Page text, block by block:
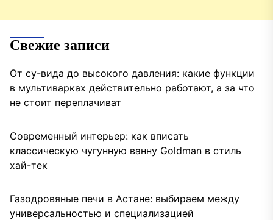
Свежие записи
От су-вида до высокого давления: какие функции
в мультиварках действительно работают, а за что
не стоит переплачиват
Современный интерьер: как вписать
классическую чугунную ванну Goldman в стиль
хай-тек
Газодровяные печи в Астане: выбираем между
универсальностью и специализацией